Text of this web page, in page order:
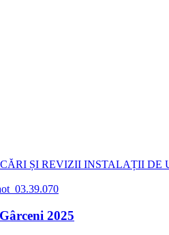
ȘI REVIZII INSTALAȚII
2025